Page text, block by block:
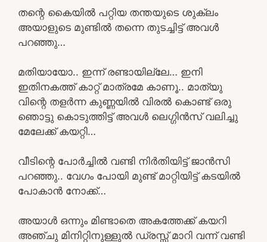
തന്റെ കൈയിൽ പറ്റിയ തന്തയുടെ ശുക്ലം
അയാളുടെ മുണ്ടിൽ തന്നെ തുടച്ചിട്ട് അവൾ
പറഞ്ഞു…
മതിയായോ.. ഇന്ന്‌ രണ്ടായില്ലേ… ഇനി
ഇതിനകത്ത് കാറ്റ് മാത്രമേ കാണൂ.. മാത്യു
വിന്റെ തളർന്ന കുണ്ണയിൽ വിരൽ കൊണ്ട് ഒരു
ഞൊട്ടു കൊടുത്തിട്ട് അവൾ ലെഗ്ഗിൻസ് വലിച്ചു
മേലേക്ക് കയറ്റി…
വീടിന്റെ പോർച്ചിൽ വണ്ടി നിർതിയിട്ട് ജാൻസി
പറഞ്ഞു.. വേഗം പോയി മുണ്ട് മാറ്റിയിട്ട് കടയിൽ
പോകാൻ നോക്ക്…
അയാൾ ഒന്നും മിണ്ടാതെ അകത്തേക്ക് കയറി
അഞ്ചു മിനിറ്റിനുള്ളുൽ ഡ്രസ്സ് മാറി വന്ന് വണ്ടി